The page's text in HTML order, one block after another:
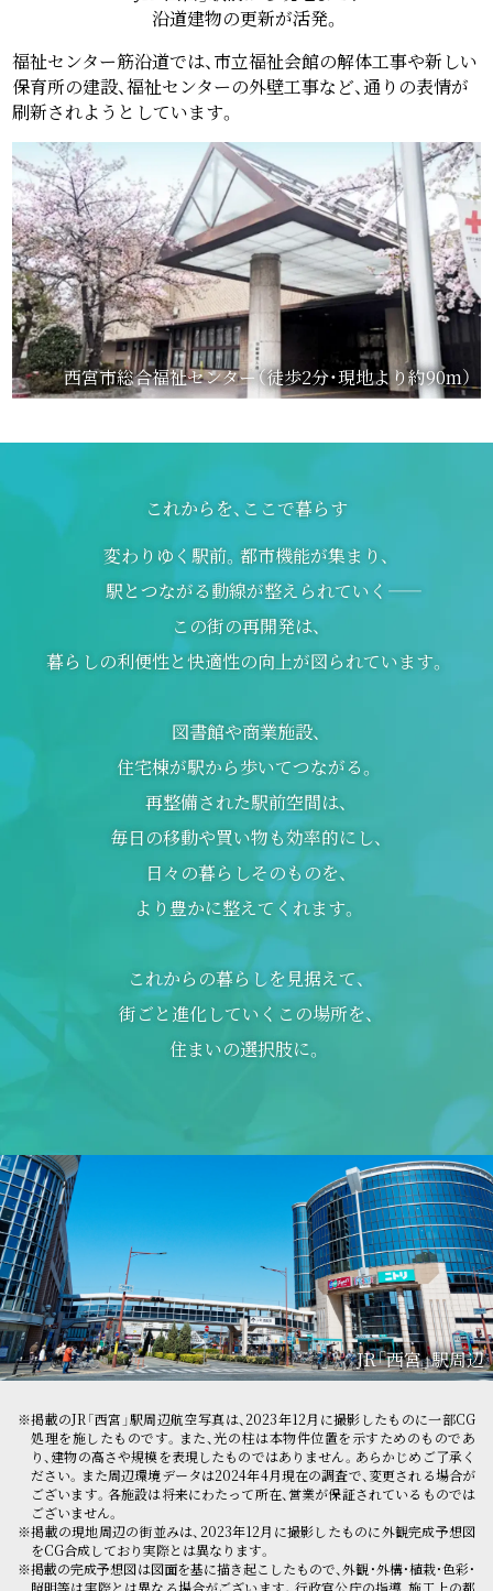
沿道建物の更新が活発。
福祉センター筋沿道では、市立福祉会館の解体工事や新しい
保育所の建設、福祉センターの外壁工事など、通りの表情が
刷新されようとしています。
西宮市総合福祉センター（徒歩2分・現地より約90m）
これからを、ここで暮らす
変わりゆく駅前。都市機能が集まり、
駅とつながる動線が整えられていく――
この街の再開発は、
暮らしの利便性と快適性の向上が図られています。
図書館や商業施設、
住宅棟が駅から歩いてつながる。
再整備された駅前空間は、
毎日の移動や買い物も効率的にし、
日々の暮らしそのものを、
より豊かに整えてくれます。
これからの暮らしを見据えて、
街ごと進化していくこの場所を、
住まいの選択肢に。
JR「西宮」駅周辺
掲載のJR「西宮」駅周辺航空写真は、2023年12月に撮影したものに一部CG
処理を施したものです。また、光の柱は本物件位置を示すためのものであ
り、建物の高さや規模を表現したものではありません。あらかじめご了承く
ださい。また周辺環境データは2024年4月現在の調査で、変更される場合が
ございます。各施設は将来にわたって所在、営業が保証されているものでは
ございません。
掲載の現地周辺の街並みは、2023年12月に撮影したものに外観完成予想図
をCG合成しており実際とは異なります。
掲載の完成予想図は図面を基に描き起こしたもので、外観・外構・植栽・色彩・
照明等は実際とは異なる場合がございます。行政官公庁の指導、施工上の都